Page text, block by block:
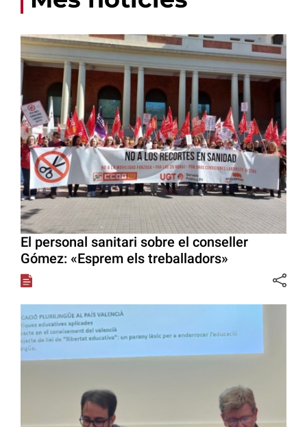
El personal sanitari sobre el conseller
Gómez: «Esprem els treballadors»